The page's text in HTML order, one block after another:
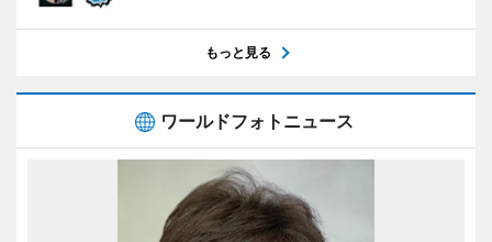
もっと見る
ワールドフォトニュース